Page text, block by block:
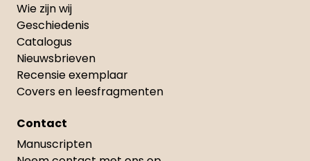
Wie zijn wij
Geschiedenis
Catalogus
Nieuwsbrieven
Recensie exemplaar
Covers en leesfragmenten
Contact
Manuscripten